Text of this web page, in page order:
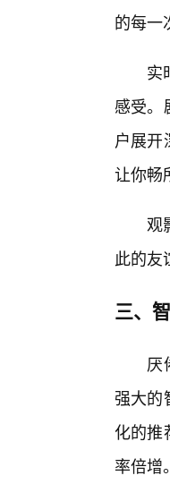
的每一
实
感受。
户展开
让你畅
观
此的友
三、
厌
强大的
化的推
率倍增。